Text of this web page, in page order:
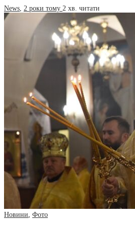
News 2 роки тому 2 хв. читати
Новини Фото